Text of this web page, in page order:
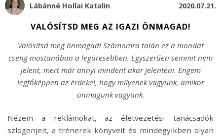
Lábánné Hollai Katalin 2020.07.21.
VALÓSÍTSD MEG AZ IGAZI ÖNMAGAD!
Valósítsd meg önmagad! Számomra talán ez a mondat
cseng mostanában a legüresebben. Egyszerűen semmit nem
jelent, mert már annyi mindent akar jelenteni. Engem
legfőképpen az érdekel, hogy milyenek vagyunk, amikor
önmagunk vagyunk.
Nézem a reklámokat, az életvezetési tanácsadók
szlogenjeit, a trénerek könyveit és mindegyikben olyan